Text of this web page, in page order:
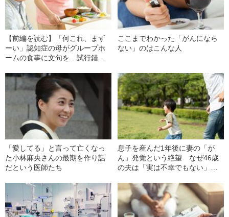
【前編を読む】「何これ、まず
ーい」認知症の母がグループホ
ームの食事に文句を…試行錯誤
策”とは
ここまでわかった「がんになら
ない」のはこんな人
「愛してる」と言って亡くなっ
た小林麻央さんの最期を作り話
だという医師たち
息子を産んだ1年後に妻の「が
ん」発覚という絶望 なぜ46歳
の夫は「実は不幸でもない」と